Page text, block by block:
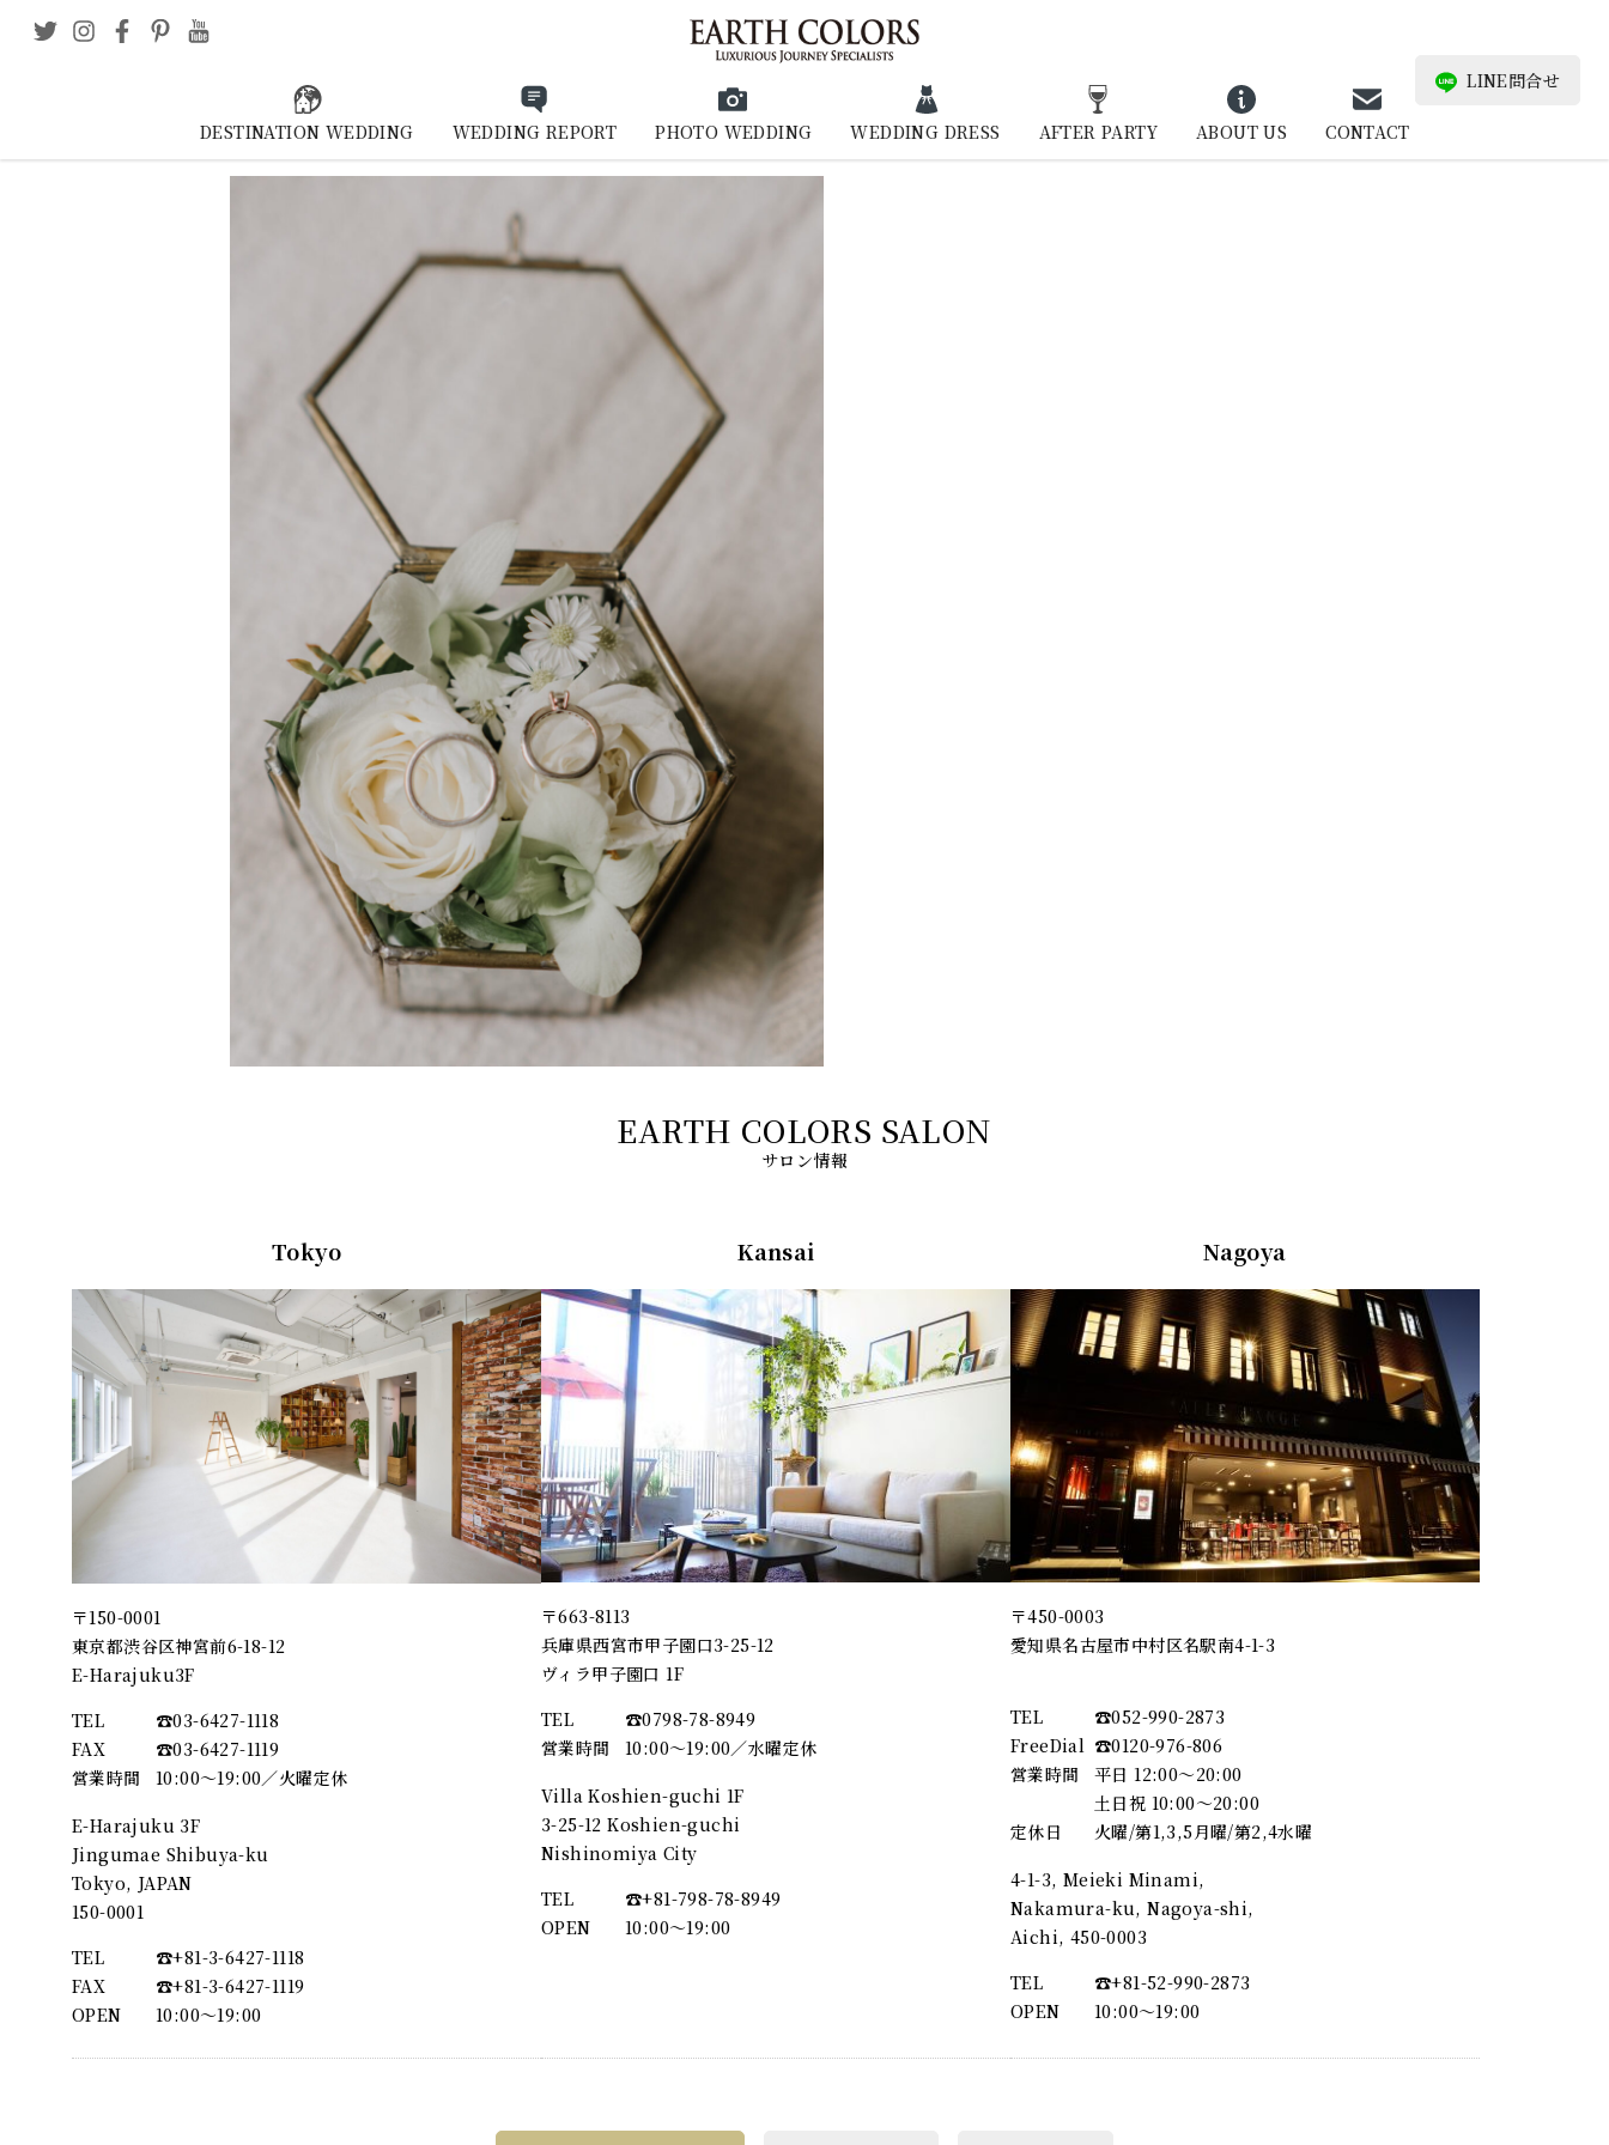
DESTINATION WEDDING WEDDING REPORT PHOTO WEDDING WEDDING DRESS AFTER PARTY ABOUT US CONTACT
LINE問合せ
サロン情報
Tokyo
〒150-0001
東京都渋谷区神宮前6-18-12
E-Harajuku3F
TEL
☎︎03-6427-1118
FAX
☎︎03-6427-1119
営業時間
10:00～19:00／火曜定休
E-Harajuku 3F
Jingumae Shibuya-ku
Tokyo, JAPAN
150-0001
TEL
☎︎+81-3-6427-1118
FAX
☎︎+81-3-6427-1119
OPEN
10:00〜19:00
Kansai
〒663-8113
兵庫県西宮市甲子園口3-25-12
ヴィラ甲子園口 1F
TEL
☎︎0798-78-8949
営業時間
10:00～19:00／水曜定休
Villa Koshien-guchi 1F
3-25-12 Koshien-guchi
Nishinomiya City
TEL
☎︎+81-798-78-8949
OPEN
10:00〜19:00
Nagoya
〒450-0003
愛知県名古屋市中村区名駅南4-1-3
TEL
☎︎052-990-2873
FreeDial ☎︎0120-976-806
営業時間
平日 12:00～20:00
土日祝 10:00～20:00
定休日
火曜/第1,3,5月曜/第2,4水曜
4-1-3, Meieki Minami,
Nakamura-ku, Nagoya-shi,
Aichi, 450-0003
TEL
☎︎+81-52-990-2873
OPEN
10:00〜19:00